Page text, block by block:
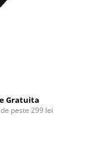
Gratuita
peste 299 lei